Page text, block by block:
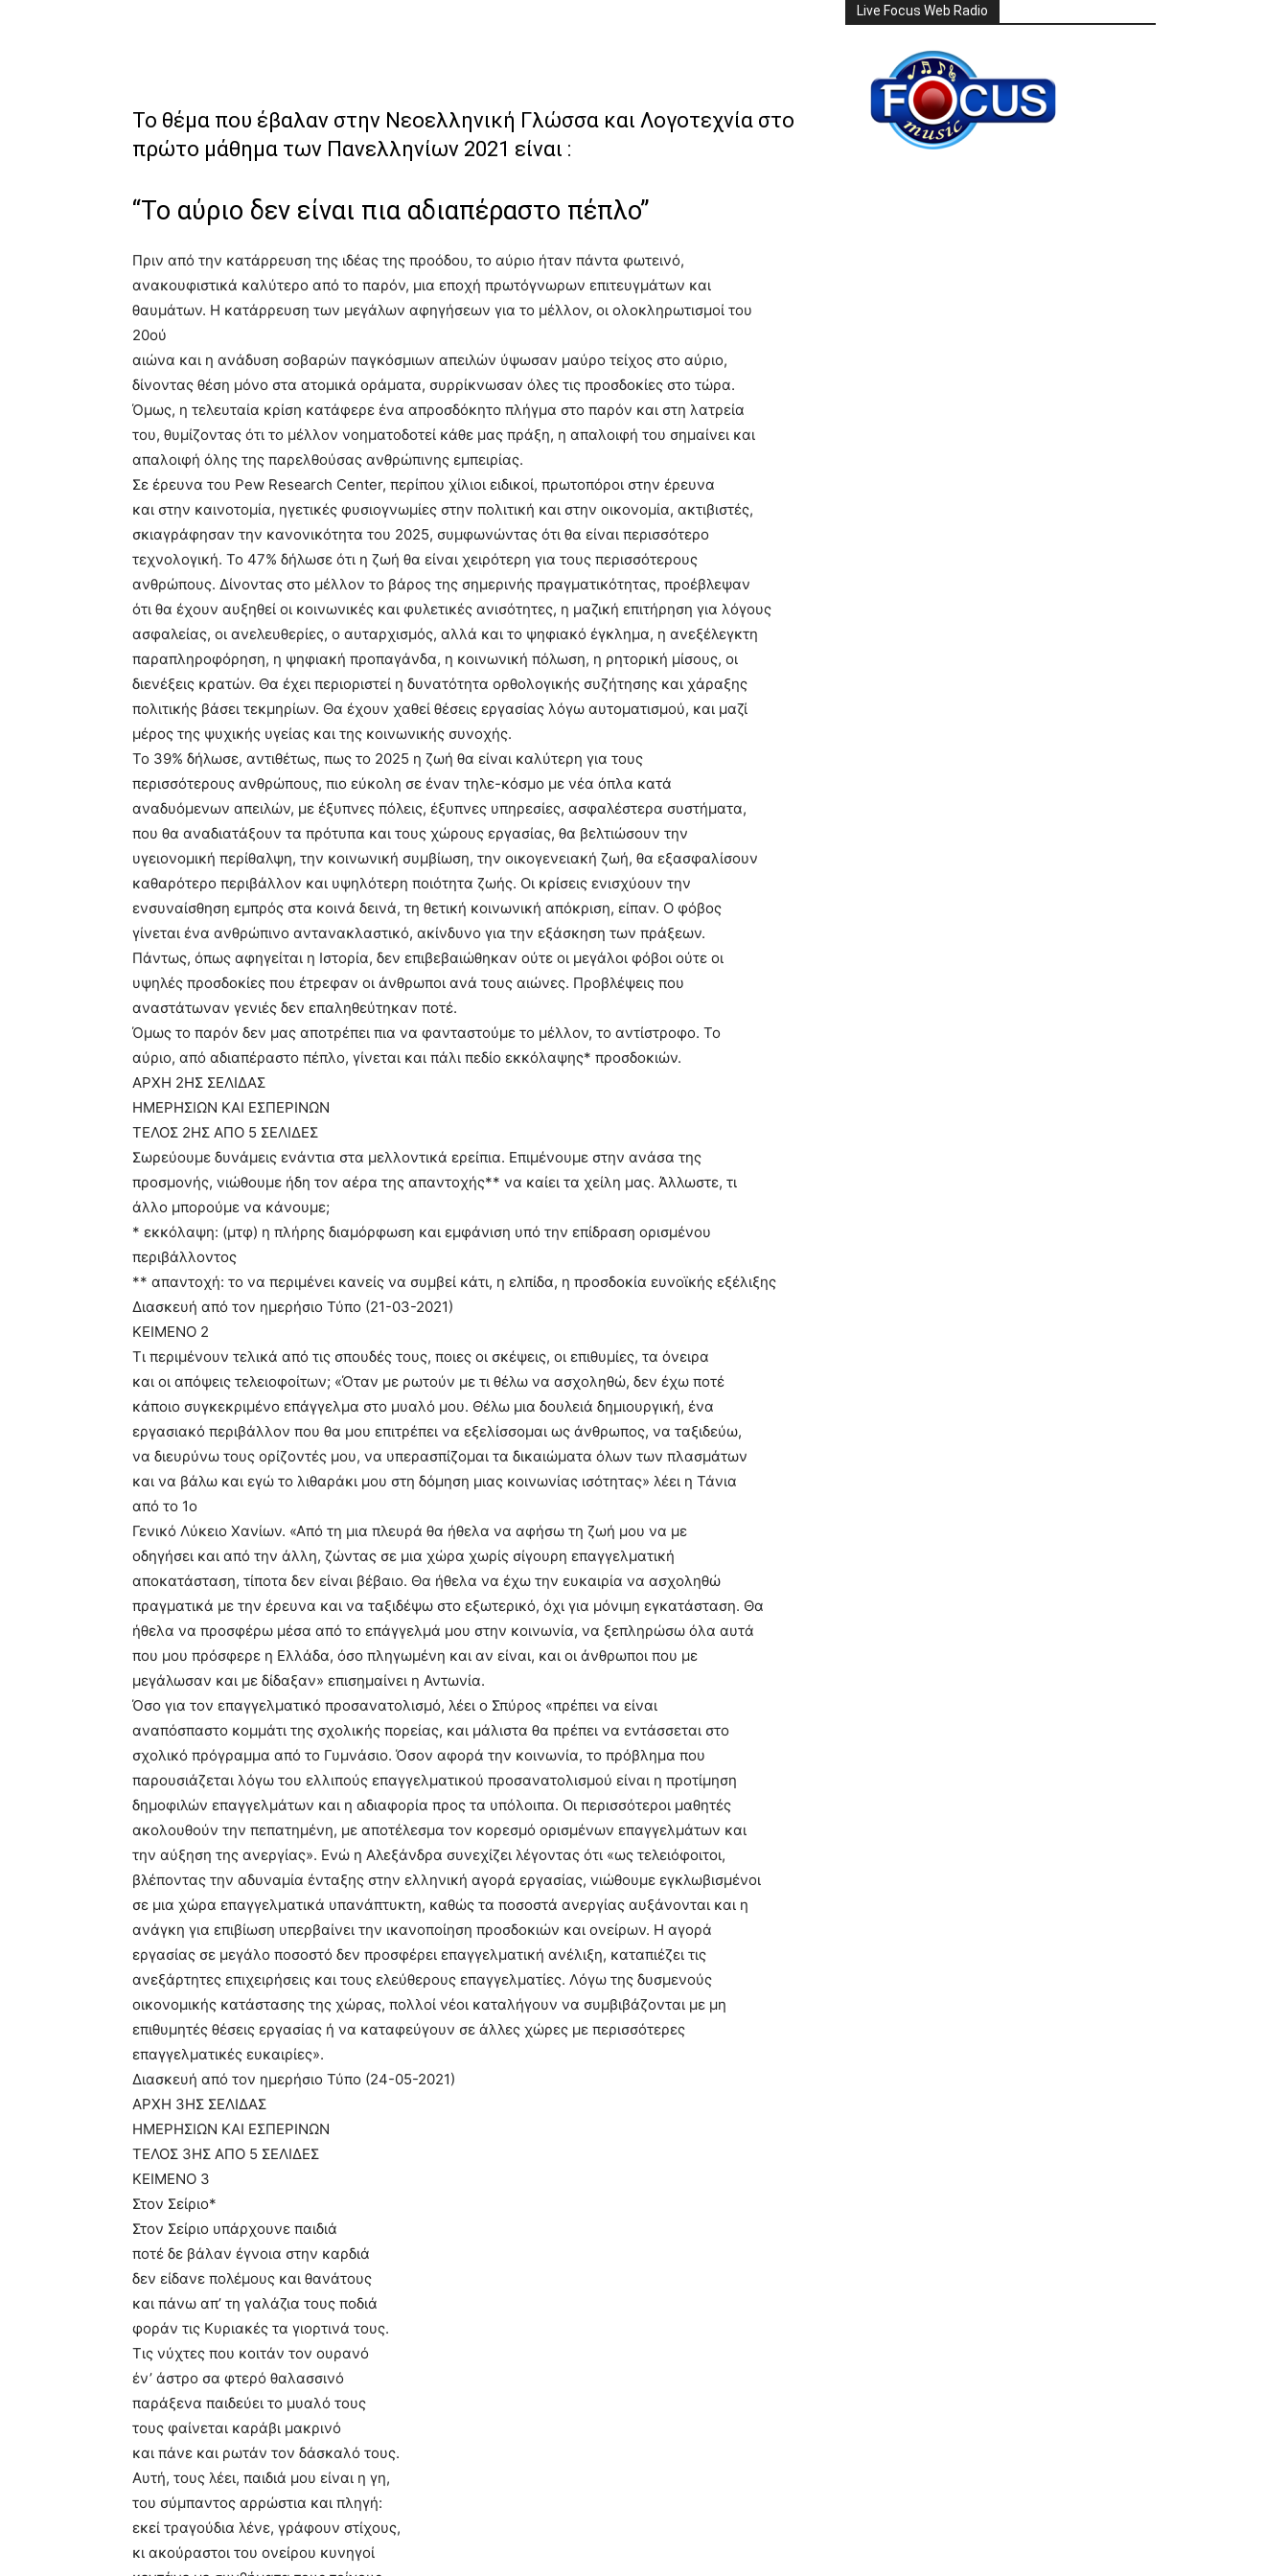
Το θέμα που έβαλαν στην Νεοελληνική Γλώσσα και Λογοτεχνία στο
πρώτο μάθημα των Πανελληνίων 2021 είναι :
“Το αύριο δεν είναι πια αδιαπέραστο πέπλο”
Πριν από την κατάρρευση της ιδέας της προόδου, το αύριο ήταν πάντα φωτεινό,
ανακουφιστικά καλύτερο από το παρόν, μια εποχή πρωτόγνωρων επιτευγμάτων και
θαυμάτων. Η κατάρρευση των μεγάλων αφηγήσεων για το μέλλον, οι ολοκληρωτισμοί του
20ού
αιώνα και η ανάδυση σοβαρών παγκόσμιων απειλών ύψωσαν μαύρο τείχος στο αύριο,
δίνοντας θέση μόνο στα ατομικά οράματα, συρρίκνωσαν όλες τις προσδοκίες στο τώρα.
Όμως, η τελευταία κρίση κατάφερε ένα απροσδόκητο πλήγμα στο παρόν και στη λατρεία
του, θυμίζοντας ότι το μέλλον νοηματοδοτεί κάθε μας πράξη, η απαλοιφή του σημαίνει και
απαλοιφή όλης της παρελθούσας ανθρώπινης εμπειρίας.
Σε έρευνα του Pew Research Center, περίπου χίλιοι ειδικοί, πρωτοπόροι στην έρευνα
και στην καινοτομία, ηγετικές φυσιογνωμίες στην πολιτική και στην οικονομία, ακτιβιστές,
σκιαγράφησαν την κανονικότητα του 2025, συμφωνώντας ότι θα είναι περισσότερο
τεχνολογική. Το 47% δήλωσε ότι η ζωή θα είναι χειρότερη για τους περισσότερους
ανθρώπους. Δίνοντας στο μέλλον το βάρος της σημερινής πραγματικότητας, προέβλεψαν
ότι θα έχουν αυξηθεί οι κοινωνικές και φυλετικές ανισότητες, η μαζική επιτήρηση για λόγους
ασφαλείας, οι ανελευθερίες, ο αυταρχισμός, αλλά και το ψηφιακό έγκλημα, η ανεξέλεγκτη
παραπληροφόρηση, η ψηφιακή προπαγάνδα, η κοινωνική πόλωση, η ρητορική μίσους, οι
διενέξεις κρατών. Θα έχει περιοριστεί η δυνατότητα ορθολογικής συζήτησης και χάραξης
πολιτικής βάσει τεκμηρίων. Θα έχουν χαθεί θέσεις εργασίας λόγω αυτοματισμού, και μαζί
μέρος της ψυχικής υγείας και της κοινωνικής συνοχής.
Το 39% δήλωσε, αντιθέτως, πως το 2025 η ζωή θα είναι καλύτερη για τους
περισσότερους ανθρώπους, πιο εύκολη σε έναν τηλε-κόσμο με νέα όπλα κατά
αναδυόμενων απειλών, με έξυπνες πόλεις, έξυπνες υπηρεσίες, ασφαλέστερα συστήματα,
που θα αναδιατάξουν τα πρότυπα και τους χώρους εργασίας, θα βελτιώσουν την
υγειονομική περίθαλψη, την κοινωνική συμβίωση, την οικογενειακή ζωή, θα εξασφαλίσουν
καθαρότερο περιβάλλον και υψηλότερη ποιότητα ζωής. Οι κρίσεις ενισχύουν την
ενσυναίσθηση εμπρός στα κοινά δεινά, τη θετική κοινωνική απόκριση, είπαν. Ο φόβος
γίνεται ένα ανθρώπινο αντανακλαστικό, ακίνδυνο για την εξάσκηση των πράξεων.
Πάντως, όπως αφηγείται η Ιστορία, δεν επιβεβαιώθηκαν ούτε οι μεγάλοι φόβοι ούτε οι
υψηλές προσδοκίες που έτρεφαν οι άνθρωποι ανά τους αιώνες. Προβλέψεις που
αναστάτωναν γενιές δεν επαληθεύτηκαν ποτέ.
Όμως το παρόν δεν μας αποτρέπει πια να φανταστούμε το μέλλον, το αντίστροφο. Το
αύριο, από αδιαπέραστο πέπλο, γίνεται και πάλι πεδίο εκκόλαψης* προσδοκιών.
ΑΡΧΗ 2ΗΣ ΣΕΛΙΔΑΣ
ΗΜΕΡΗΣΙΩΝ ΚΑΙ ΕΣΠΕΡΙΝΩΝ
ΤΕΛΟΣ 2ΗΣ ΑΠΟ 5 ΣΕΛΙΔΕΣ
Σωρεύουμε δυνάμεις ενάντια στα μελλοντικά ερείπια. Επιμένουμε στην ανάσα της
προσμονής, νιώθουμε ήδη τον αέρα της απαντοχής** να καίει τα χείλη μας. Άλλωστε, τι
άλλο μπορούμε να κάνουμε;
* εκκόλαψη: (μτφ) η πλήρης διαμόρφωση και εμφάνιση υπό την επίδραση ορισμένου
περιβάλλοντος
** απαντοχή: το να περιμένει κανείς να συμβεί κάτι, η ελπίδα, η προσδοκία ευνοϊκής εξέλιξης
Διασκευή από τον ημερήσιο Τύπο (21-03-2021)
ΚΕΙΜΕΝΟ 2
Τι περιμένουν τελικά από τις σπουδές τους, ποιες οι σκέψεις, οι επιθυμίες, τα όνειρα
και οι απόψεις τελειοφοίτων; «Όταν με ρωτούν με τι θέλω να ασχοληθώ, δεν έχω ποτέ
κάποιο συγκεκριμένο επάγγελμα στο μυαλό μου. Θέλω μια δουλειά δημιουργική, ένα
εργασιακό περιβάλλον που θα μου επιτρέπει να εξελίσσομαι ως άνθρωπος, να ταξιδεύω,
να διευρύνω τους ορίζοντές μου, να υπερασπίζομαι τα δικαιώματα όλων των πλασμάτων
και να βάλω και εγώ το λιθαράκι μου στη δόμηση μιας κοινωνίας ισότητας» λέει η Τάνια
από το 1ο
Γενικό Λύκειο Χανίων. «Από τη μια πλευρά θα ήθελα να αφήσω τη ζωή μου να με
οδηγήσει και από την άλλη, ζώντας σε μια χώρα χωρίς σίγουρη επαγγελματική
αποκατάσταση, τίποτα δεν είναι βέβαιο. Θα ήθελα να έχω την ευκαιρία να ασχοληθώ
πραγματικά με την έρευνα και να ταξιδέψω στο εξωτερικό, όχι για μόνιμη εγκατάσταση. Θα
ήθελα να προσφέρω μέσα από το επάγγελμά μου στην κοινωνία, να ξεπληρώσω όλα αυτά
που μου πρόσφερε η Ελλάδα, όσο πληγωμένη και αν είναι, και οι άνθρωποι που με
μεγάλωσαν και με δίδαξαν» επισημαίνει η Αντωνία.
Όσο για τον επαγγελματικό προσανατολισμό, λέει ο Σπύρος «πρέπει να είναι
αναπόσπαστο κομμάτι της σχολικής πορείας, και μάλιστα θα πρέπει να εντάσσεται στο
σχολικό πρόγραμμα από το Γυμνάσιο. Όσον αφορά την κοινωνία, το πρόβλημα που
παρουσιάζεται λόγω του ελλιπούς επαγγελματικού προσανατολισμού είναι η προτίμηση
δημοφιλών επαγγελμάτων και η αδιαφορία προς τα υπόλοιπα. Οι περισσότεροι μαθητές
ακολουθούν την πεπατημένη, με αποτέλεσμα τον κορεσμό ορισμένων επαγγελμάτων και
την αύξηση της ανεργίας». Ενώ η Αλεξάνδρα συνεχίζει λέγοντας ότι «ως τελειόφοιτοι,
βλέποντας την αδυναμία ένταξης στην ελληνική αγορά εργασίας, νιώθουμε εγκλωβισμένοι
σε μια χώρα επαγγελματικά υπανάπτυκτη, καθώς τα ποσοστά ανεργίας αυξάνονται και η
ανάγκη για επιβίωση υπερβαίνει την ικανοποίηση προσδοκιών και ονείρων. Η αγορά
εργασίας σε μεγάλο ποσοστό δεν προσφέρει επαγγελματική ανέλιξη, καταπιέζει τις
ανεξάρτητες επιχειρήσεις και τους ελεύθερους επαγγελματίες. Λόγω της δυσμενούς
οικονομικής κατάστασης της χώρας, πολλοί νέοι καταλήγουν να συμβιβάζονται με μη
επιθυμητές θέσεις εργασίας ή να καταφεύγουν σε άλλες χώρες με περισσότερες
επαγγελματικές ευκαιρίες».
Διασκευή από τον ημερήσιο Τύπο (24-05-2021)
ΑΡΧΗ 3ΗΣ ΣΕΛΙΔΑΣ
ΗΜΕΡΗΣΙΩΝ ΚΑΙ ΕΣΠΕΡΙΝΩΝ
ΤΕΛΟΣ 3ΗΣ ΑΠΟ 5 ΣΕΛΙΔΕΣ
ΚΕΙΜΕΝΟ 3
Στον Σείριο*
Στον Σείριο υπάρχουνε παιδιά
ποτέ δε βάλαν έγνοια στην καρδιά
δεν είδανε πολέμους και θανάτους
και πάνω απ’ τη γαλάζια τους ποδιά
φοράν τις Κυριακές τα γιορτινά τους.
Τις νύχτες που κοιτάν τον ουρανό
έν’ άστρο σα φτερό θαλασσινό
παράξενα παιδεύει το μυαλό τους
τους φαίνεται καράβι μακρινό
και πάνε και ρωτάν τον δάσκαλό τους.
Αυτή, τους λέει, παιδιά μου είναι η γη,
του σύμπαντος αρρώστια και πληγή:
εκεί τραγούδια λένε, γράφουν στίχους,
κι ακούραστοι του ονείρου κυνηγοί
Live Focus Web Radio